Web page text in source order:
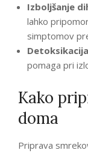
Izboljšanje
lahko
simptomov
pomaga pri
Kako
doma
Priprava